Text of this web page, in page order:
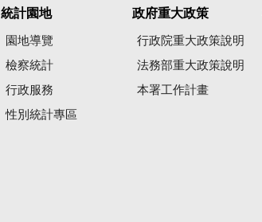
統計園地
園地導覽
檢察統計
行政服務
性別統計專區
政府重大政策
行政院重大政策說明
法務部重大政策說明
本署工作計畫